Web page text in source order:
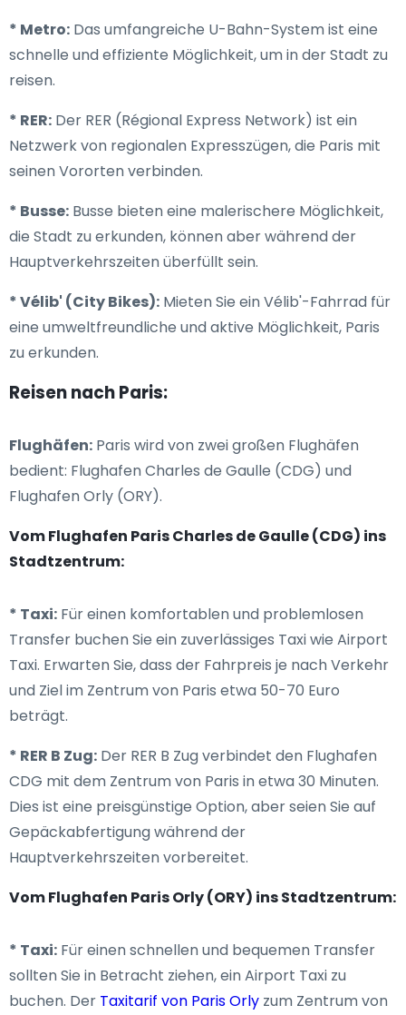
* Metro: Das umfangreiche U-Bahn-System ist eine
schnelle und effiziente Möglichkeit, um in der Stadt zu
reisen.
* RER: Der RER (Régional Express Network) ist ein
Netzwerk von regionalen Expresszügen, die Paris mit
seinen Vororten verbinden.
* Busse: Busse bieten eine malerischere Möglichkeit,
die Stadt zu erkunden, können aber während der
Hauptverkehrszeiten überfüllt sein.
* Vélib' (City Bikes): Mieten Sie ein Vélib'-Fahrrad für
eine umweltfreundliche und aktive Möglichkeit, Paris
zu erkunden.
Reisen nach Paris:
Flughäfen: Paris wird von zwei großen Flughäfen
bedient: Flughafen Charles de Gaulle (CDG) und
Flughafen Orly (ORY).
Vom Flughafen Paris Charles de Gaulle (CDG) ins
Stadtzentrum:
* Taxi: Für einen komfortablen und problemlosen
Transfer buchen Sie ein zuverlässiges Taxi wie Airport
Taxi. Erwarten Sie, dass der Fahrpreis je nach Verkehr
und Ziel im Zentrum von Paris etwa 50-70 Euro
beträgt.
* RER B Zug: Der RER B Zug verbindet den Flughafen
CDG mit dem Zentrum von Paris in etwa 30 Minuten.
Dies ist eine preisgünstige Option, aber seien Sie auf
Gepäckabfertigung während der
Hauptverkehrszeiten vorbereitet.
Vom Flughafen Paris Orly (ORY) ins Stadtzentrum:
* Taxi: Für einen schnellen und bequemen Transfer
sollten Sie in Betracht ziehen, ein Airport Taxi zu
buchen. Der Taxitarif von Paris Orly zum Zentrum von